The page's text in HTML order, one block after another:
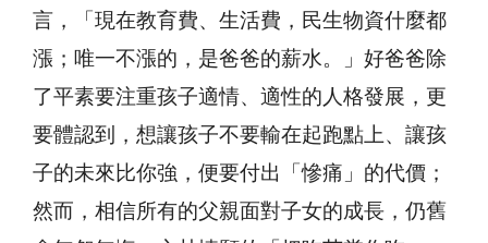
言，「現在教育費、生活費，民生物資什麼都
漲；唯一不漲的，是爸爸的薪水。」好爸爸除
了平素要注重孩子適情、適性的人格發展，更
要體認到，想讓孩子不要輸在起跑點上、讓孩
子的未來比你強，便要付出「慘痛」的代價；
然而，相信所有的父親面對子女的成長，仍舊